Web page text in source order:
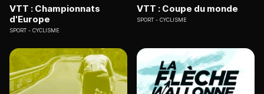
VTT : Championnats
d'Europe
SPORT CYCLISME
VTT : Coupe du monde
SPORT CYCLISME